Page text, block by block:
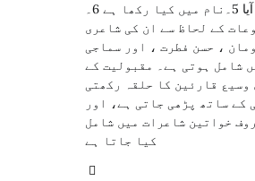
کہنا ہے 4۔جو من میں آیا 5۔نام میں کیا رکھا ہے 6۔
کے لحاظ سے ان کی شاعری
، حسن فطرت ، اور سماجی
شامل ہوتی ہے۔ مقبولیت کے
وسیع قارئین کا حلقہ رکھتی
کے ساتھ پڑھی جاتی ہے، اور
خواتین شاعرات میں شامل
کیا جاتا ہے